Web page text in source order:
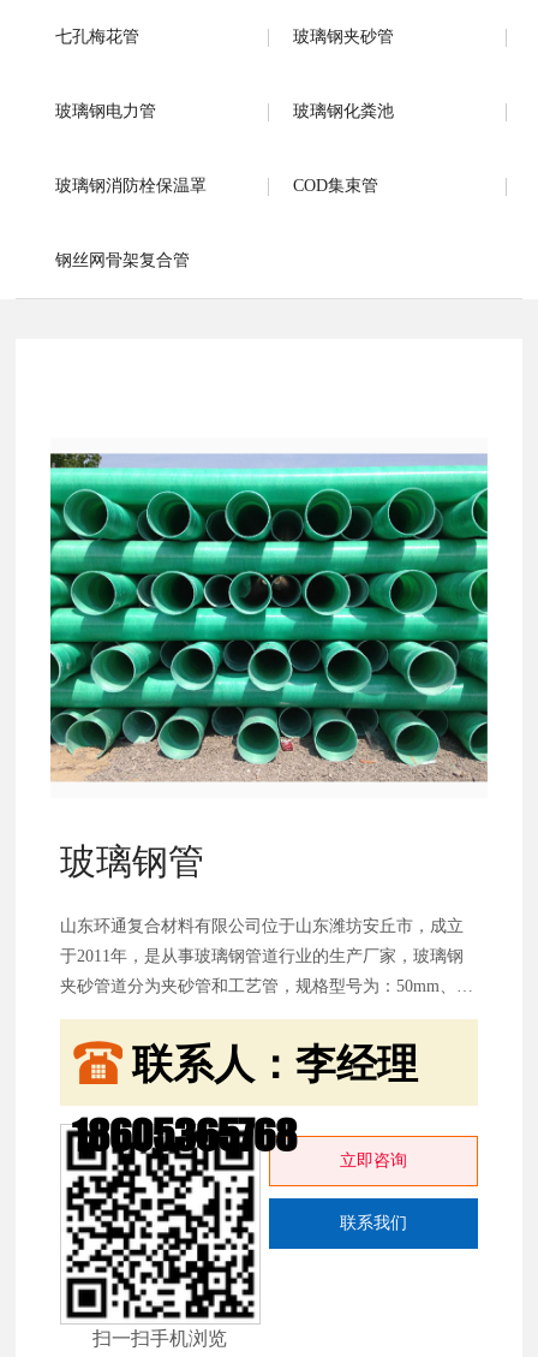
七孔梅花管 玻璃钢夹砂管
玻璃钢电力管 玻璃钢化粪池
玻璃钢消防栓保温罩 COD集束管
钢丝网骨架复合管
玻璃钢管
山东环通复合材料有限公司位于山东潍坊安丘市，成立
于2011年，是从事玻璃钢管道行业的生产厂家，玻璃钢
夹砂管道分为夹砂管和工艺管，规格型号为：50mm、
100mm、150mm、200mm、250mm、300mm、400mm、
500mm、600mm、80mm、1000mm、1200mm等，颜色主
要为绿色、蓝色、灰色等。公司产品主要分为：玻璃钢
管道：玻璃钢夹砂管，玻璃钢工艺管
联系人：李经理
18605365768
扫一扫手机浏览
立即咨询
联系我们